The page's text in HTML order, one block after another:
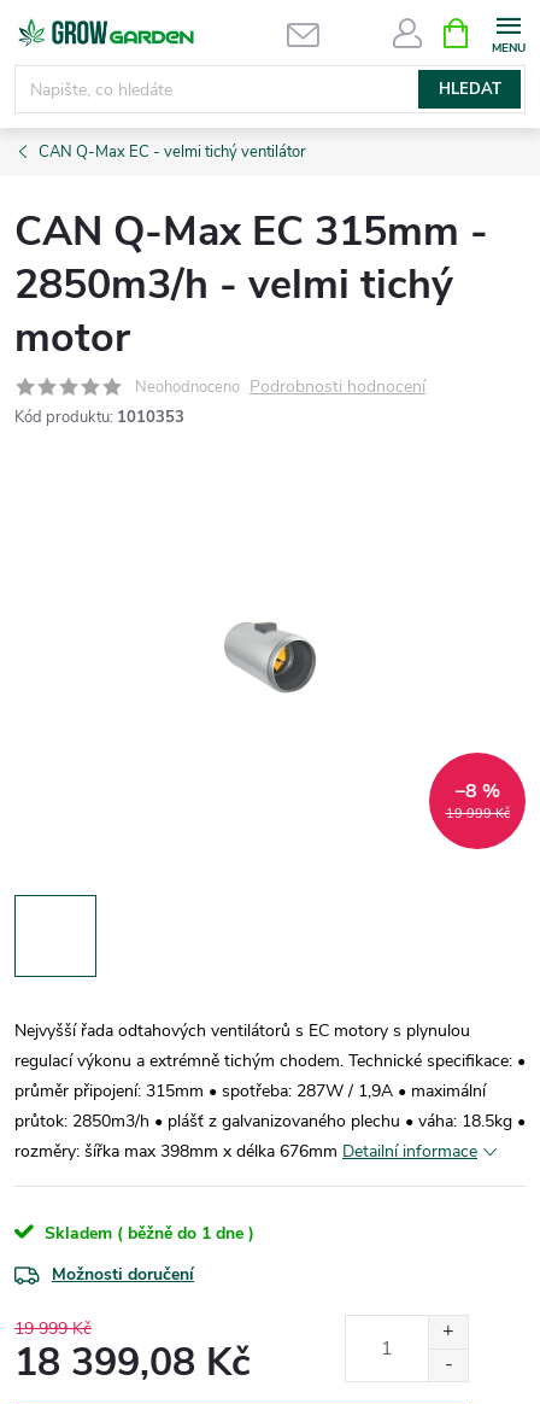
Přejít
obsah
HLEDAT
NÁKUPNÍ
KOŠÍK
CAN Q-Max EC - velmi tichý ventilátor
CAN Q-Max EC 315mm -
2850m3/h - velmi tichý
motor
Neohodnoceno Podrobnosti hodnocení
Kód produktu: 1010353
19 999 Kč
–8 %
Nejvyšší řada odtahových ventilátorů s EC motory s plynulou
regulací výkonu a extrémně tichým chodem. Technické specifikace: •
průměr připojení: 315mm • spotřeba: 287W / 1,9A • maximální
průtok: 2850m3/h • plášť z galvanizovaného plechu • váha: 18.5kg •
rozměry: šířka max 398mm x délka 676mm Detailní informace
Skladem ( běžně do 1 dne )
Možnosti doručení
19 999 Kč
18 399,08 Kč